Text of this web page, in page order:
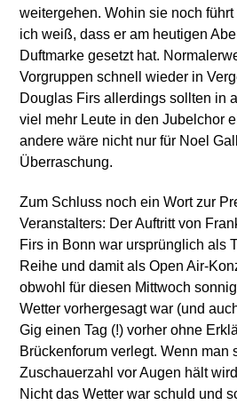
weitergehen. Wohin sie noch
ich weiß, dass er am heutigen
Duftmarke gesetzt hat.
Vorgruppen schnell wieder in
Douglas Firs allerdings sollten in
viel mehr Leute in den Jubelchor
andere wäre nicht nur für Noel
Überraschung.
Zum Schluss noch ein Wort zur
Veranstalters: Der Auftritt von
Firs in Bonn war ursprünglich als
Reihe und damit als Open Air-
obwohl für diesen Mittwoch
Wetter vorhergesagt war (und
Gig einen Tag (!) vorher ohne
Brückenforum verlegt. Wenn man
Zuschauerzahl vor Augen hält
Nicht das Wetter war schuld und